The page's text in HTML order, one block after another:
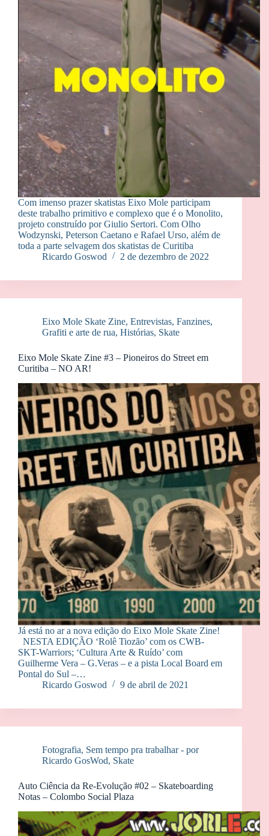
Com imenso prazer skatistas Eixo Mole participam
deste trabalho primitivo e complexo que é o Monolito,
projeto construído por Giulio Sertori. Com Olho
Wodzynski, Peterson Caetano e Rafael Urso, além de
toda a parte selvagem dos skatistas de Curitiba
Ricardo Goswod
2 de dezembro de 2022
Eixo Mole Skate Zine, Entrevistas, Fanzines,
Grafiti e arte de rua, Histórias, Skate
Eixo Mole Skate Zine #3 – Pioneiros do Street em
Curitiba – NO AR!
Já está no ar a nova edição do Eixo Mole Skate Zine!
NESTA EDIÇÃO ‘Rolê Tiozão’ com os CWB-
SKT-Warriors; ‘Cultura Arte & Ruído’ com
Guilherme Vera – G.Veras – e a pista Local Board em
Pontal do Sul –…
Ricardo Goswod
9 de abril de 2021
Fotografia, Sem tempo pra trabalhar - por
Ricardo GosWod, Skate
Auto Ciência da Re-Evolução #02 – Skateboarding
Notas – Colombo Social Plaza